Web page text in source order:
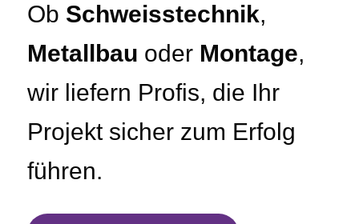
Ob Schweisstechnik,
Metallbau oder Montage,
wir liefern Profis, die Ihr
Projekt sicher zum Erfolg
führen.